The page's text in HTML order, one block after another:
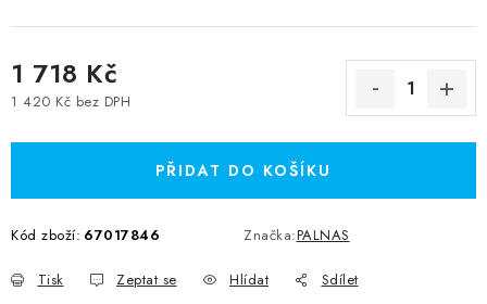
1 718 Kč
1 420 Kč bez DPH
PŘIDAT DO KOŠÍKU
Kód zboží: 67017846 Značka:PALNAS
Tisk Zeptat se Hlídat Sdílet